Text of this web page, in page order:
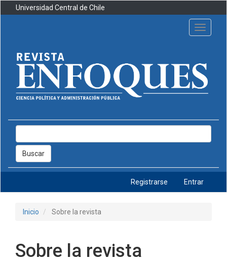
Navegación
principal
lateral
Universidad Central de Chile
Toggle
Buscar
Registrarse Entrar
Inicio Sobre la revista
Sobre la revista